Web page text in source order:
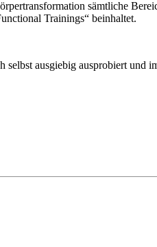
sämtliche
Trainings“ beinhaltet.
selbst ausgiebig ausprobiert und